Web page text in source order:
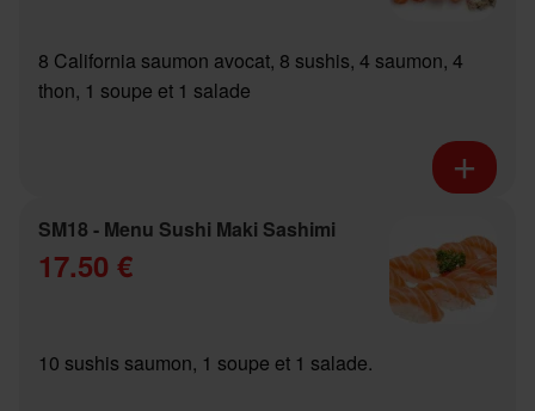
8 California saumon avocat, 8 sushis, 4 saumon, 4
thon, 1 soupe et 1 salade
SM18 - Menu Sushi Maki Sashimi
17.50 €
10 sushis saumon, 1 soupe et 1 salade.